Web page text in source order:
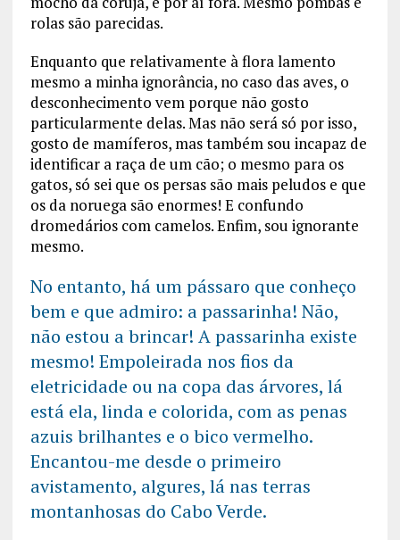
rolas são parecidas.
Enquanto que relativamente à flora lamento
mesmo a minha ignorância, no caso das aves, o
desconhecimento vem porque não gosto
particularmente delas. Mas não será só por isso,
gosto de mamíferos, mas também sou incapaz de
identificar a raça de um cão; o mesmo para os
gatos, só sei que os persas são mais peludos e que
os da noruega são enormes! E confundo
dromedários com camelos. Enfim, sou ignorante
mesmo.
No entanto, há um pássaro que conheço
bem e que admiro: a passarinha! Não,
não estou a brincar! A passarinha existe
mesmo! Empoleirada nos fios da
eletricidade ou na copa das árvores, lá
está ela, linda e colorida, com as penas
azuis brilhantes e o bico vermelho.
Encantou-me desde o primeiro
avistamento, algures, lá nas terras
montanhosas do Cabo Verde.